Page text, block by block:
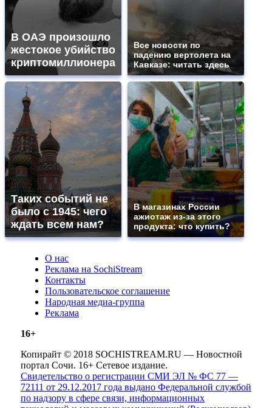
В ОАЭ произошло
жестокое убийство
криптомиллионера
Все новости по
падению вертолета на
Кавказе: читать здесь
Таких событий не
было с 1945: чего
ждать всем нам?
В магазинах России
ажиотаж из-за этого
продукта: что купить?
О нас
Реклама на SochiStream
Контакты
Пользовательское соглашение
Народная медиа-группа
Реклама
16+
Копирайт © 2018 SOCHISTREAM.RU — Новостной
портал Сочи. 16+ Сетевое издание.
Свидетельство о регистрации СМИ ЭЛ № ФС 77 —
72111 от 29.12.2017 года выдано Федеральной службой
по надзору в сфере связи, информационных